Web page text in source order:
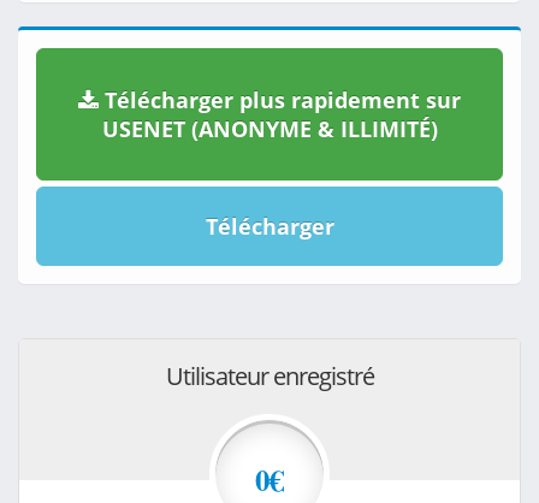
Télécharger plus rapidement sur
USENET (ANONYME & ILLIMITÉ)
Télécharger
Utilisateur enregistré
0€